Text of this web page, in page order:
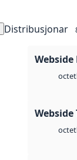
Distribusjonar
Webside
octet
Webside
octet